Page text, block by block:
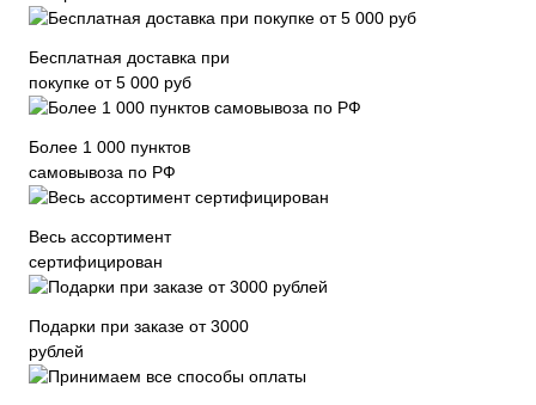
Бесплатная доставка при
покупке от 5 000 руб
Более 1 000 пунктов
самовывоза по РФ
Весь ассортимент
сертифицирован
Подарки при заказе от 3000
рублей